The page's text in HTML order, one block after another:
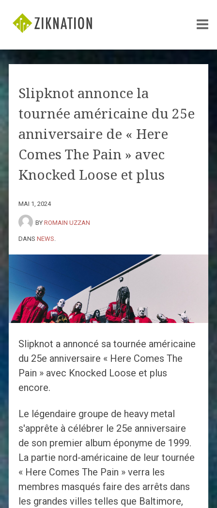
Slipknot annonce la
tournée américaine du 25e
anniversaire de « Here
Comes The Pain » avec
Knocked Loose et plus
MAI 1, 2024
BY ROMAIN UZZAN
DANS NEWS
Slipknot a annoncé sa tournée américaine
du 25e anniversaire « Here Comes The
Pain » avec Knocked Loose et plus
encore.
Le légendaire groupe de heavy metal
s'apprête à célébrer le 25e anniversaire
de son premier album éponyme de 1999.
La partie nord-américaine de leur tournée
« Here Comes The Pain » verra les
membres masqués faire des arrêts dans
les grandes villes telles que Baltimore,